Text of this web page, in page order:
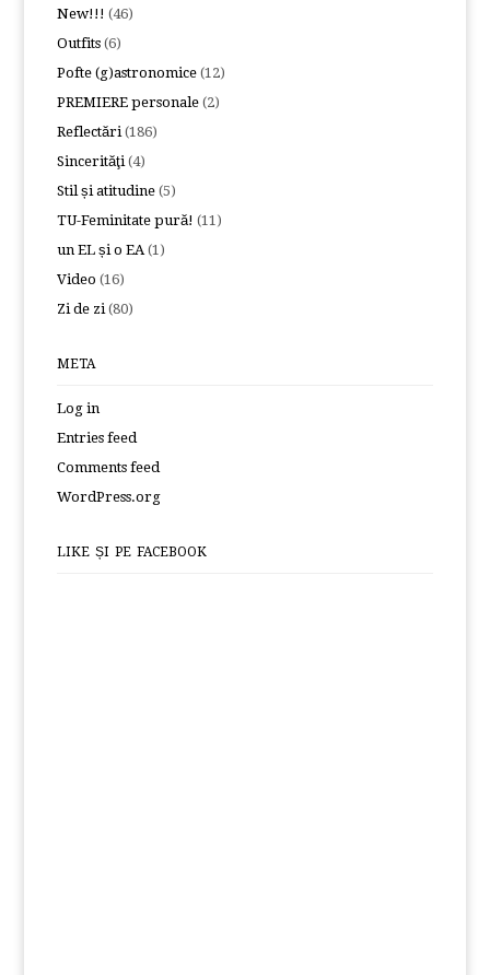
New!!! (46)
Outfits (6)
Pofte (g)astronomice (12)
PREMIERE personale (2)
Reflectări(186)
Sincerităţi(4)
Stil și atitudine (5)
TU-Feminitate pură! (11)
un EL și o EA(1)
Video (16)
Zi de zi(80)
META
Log in
Entries feed
Comments feed
WordPress.org
LIKE ȘI PE FACEBOOK